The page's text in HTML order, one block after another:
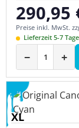
Regulärer
290,95
Preise inkl. MwSt.
Lieferzeit 5-7 Tage
− +
XL